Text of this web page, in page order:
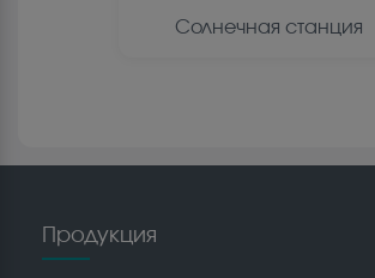
Солнечная станция
Продукция